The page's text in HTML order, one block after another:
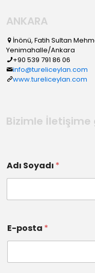
ANKARA
İnönü, Fatih Sultan
Yenimahalle/Ankara
+90 539 791 86 06
info@tureliceylan.com
www.tureliceylan.com
Bizimle İletişime
Adı Soyadı *
E-posta *